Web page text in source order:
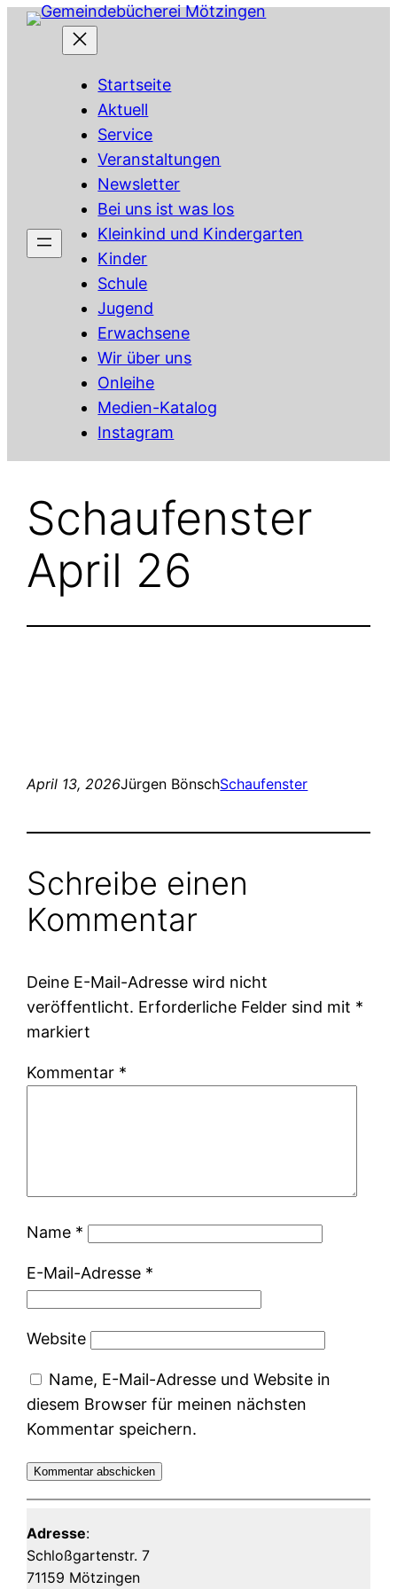
Zum
Startseite
Aktuell
Service
Veranstaltungen
Newsletter
Bei uns ist was los
Kleinkind und Kindergarten
Kinder
Schule
Jugend
Erwachsene
Wir über uns
Onleihe
Medien-Katalog
Instagram
Schaufenster
April 26
April 13, 2026Jürgen BönschSchaufenster
Schreibe einen
Kommentar
Deine E-Mail-Adresse wird nicht
veröffentlicht. Erforderliche Felder sind mit *
markiert
Kommentar *
Name *
E-Mail-Adresse *
Website
Name, E-Mail-Adresse und Website in
diesem Browser für meinen nächsten
Kommentar speichern.
Adresse:
Schloßgartenstr. 7
71159 Mötzingen